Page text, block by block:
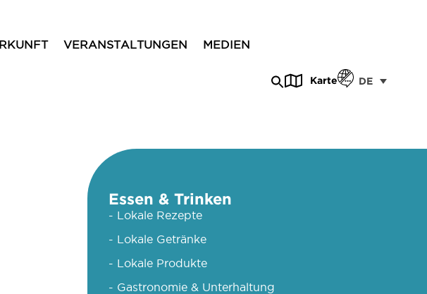
VERANSTALTUNGEN MEDIEN
Karte DE
Essen & Trinken
- Lokale Rezepte
- Lokale Getränke
- Lokale Produkte
- Gastronomie & Unterhaltung